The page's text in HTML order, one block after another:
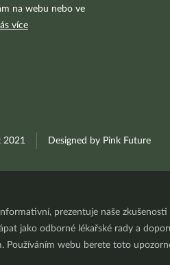
na webu nebo ve
více
2021 Designed by Pink Future
prezentuje naše
jako odborné lékařské rady a
Používáním webu berete toto